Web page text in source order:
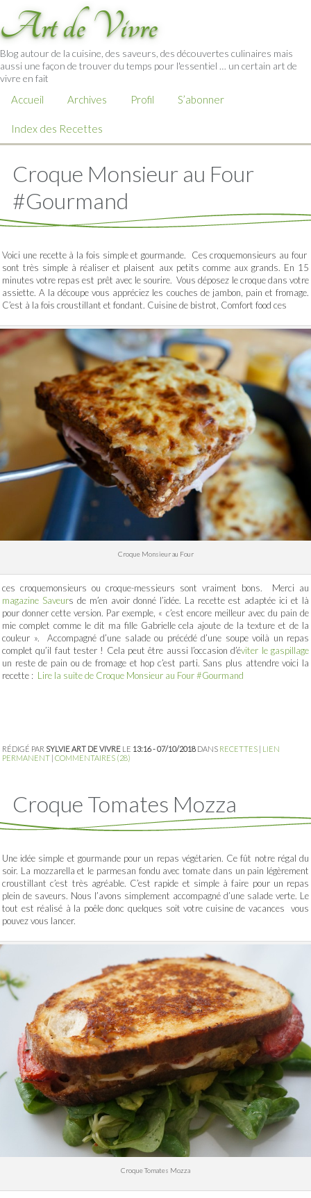
Art de Vivre
Blog autour de la cuisine, des saveurs, des découvertes culinaires mais
aussi une façon de trouver du temps pour l'essentiel … un certain art de
vivre en fait
Accueil Archives Profil S’abonner
Index des Recettes
Croque Monsieur au Four
#Gourmand
Voici une recette à la fois simple et gourmande. Ces croquemonsieurs au four
sont très simple à réaliser et plaisent aux petits comme aux grands. En 15
minutes votre repas est prêt avec le sourire. Vous déposez le croque dans votre
assiette. A la découpe vous appréciez les couches de jambon, pain et fromage.
C’est à la fois croustillant et fondant. Cuisine de bistrot, Comfort food ces
Croque Monsieur au Four
ces croquemonsieurs ou croque-messieurs sont vraiment bons. Merci au
magazine Saveurs de m’en avoir donné l’idée. La recette est adaptée ici et là
pour donner cette version. Par exemple, « c’est encore meilleur avec du pain de
mie complet comme le dit ma fille Gabrielle cela ajoute de la texture et de la
couleur ». Accompagné d’une salade ou précédé d’une soupe voilà un repas
complet qu’il faut tester ! Cela peut être aussi l’occasion d’éviter le gaspillage
un reste de pain ou de fromage et hop c’est parti. Sans plus attendre voici la
recette : Lire la suite de Croque Monsieur au Four #Gourmand
RÉDIGÉ PAR SYLVIE ART DE VIVRE LE 13:16 - 07/10/2018DANS RECETTES
LIEN
PERMANENT COMMENTAIRES (28)
Croque Tomates Mozza
Une idée simple et gourmande pour un repas végétarien. Ce fût notre régal du
soir. La mozzarella et le parmesan fondu avec tomate dans un pain légèrement
croustillant c’est très agréable. C’est rapide et simple à faire pour un repas
plein de saveurs. Nous l’avons simplement accompagné d’une salade verte. Le
tout est réalisé à la poêle donc quelques soit votre cuisine de vacances vous
pouvez vous lancer.
Croque Tomates Mozza